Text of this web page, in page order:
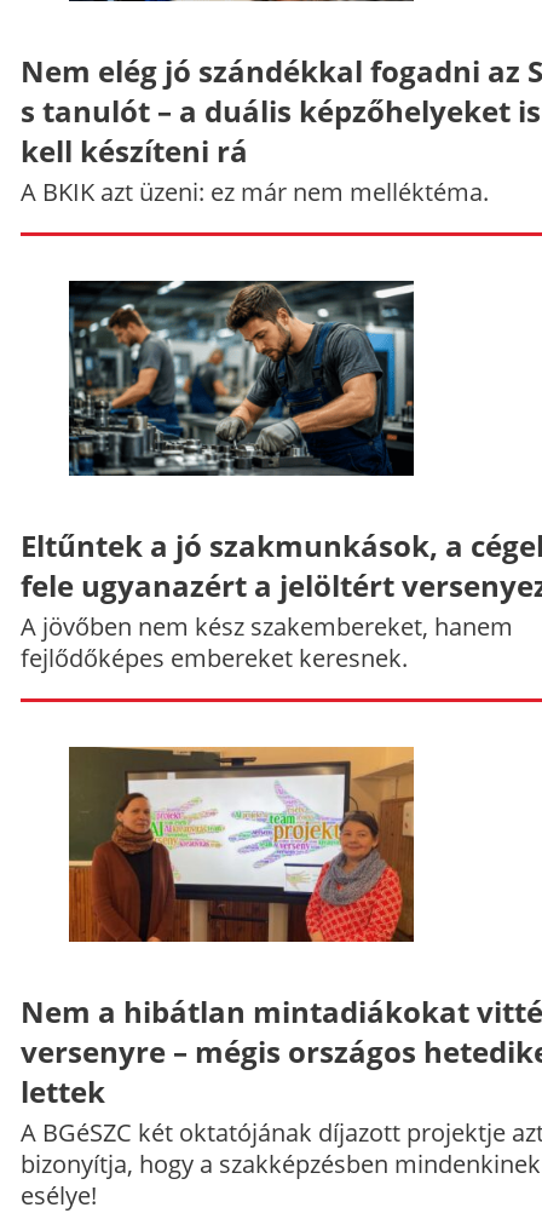
Nem elég jó szándékkal fogadni az
s tanulót – a duális képzőhelyeket
kell készíteni rá
A BKIK azt üzeni: ez már nem melléktéma.
Eltűntek a jó szakmunkások, a
fele ugyanazért a jelöltért
A jövőben nem kész szakembereket, hanem
fejlődőképes embereket keresnek.
Nem a hibátlan mintadiákokat
versenyre – mégis országos
lettek
A BGéSZC két oktatójának díjazott projektje
bizonyítja, hogy a szakképzésben
esélye!